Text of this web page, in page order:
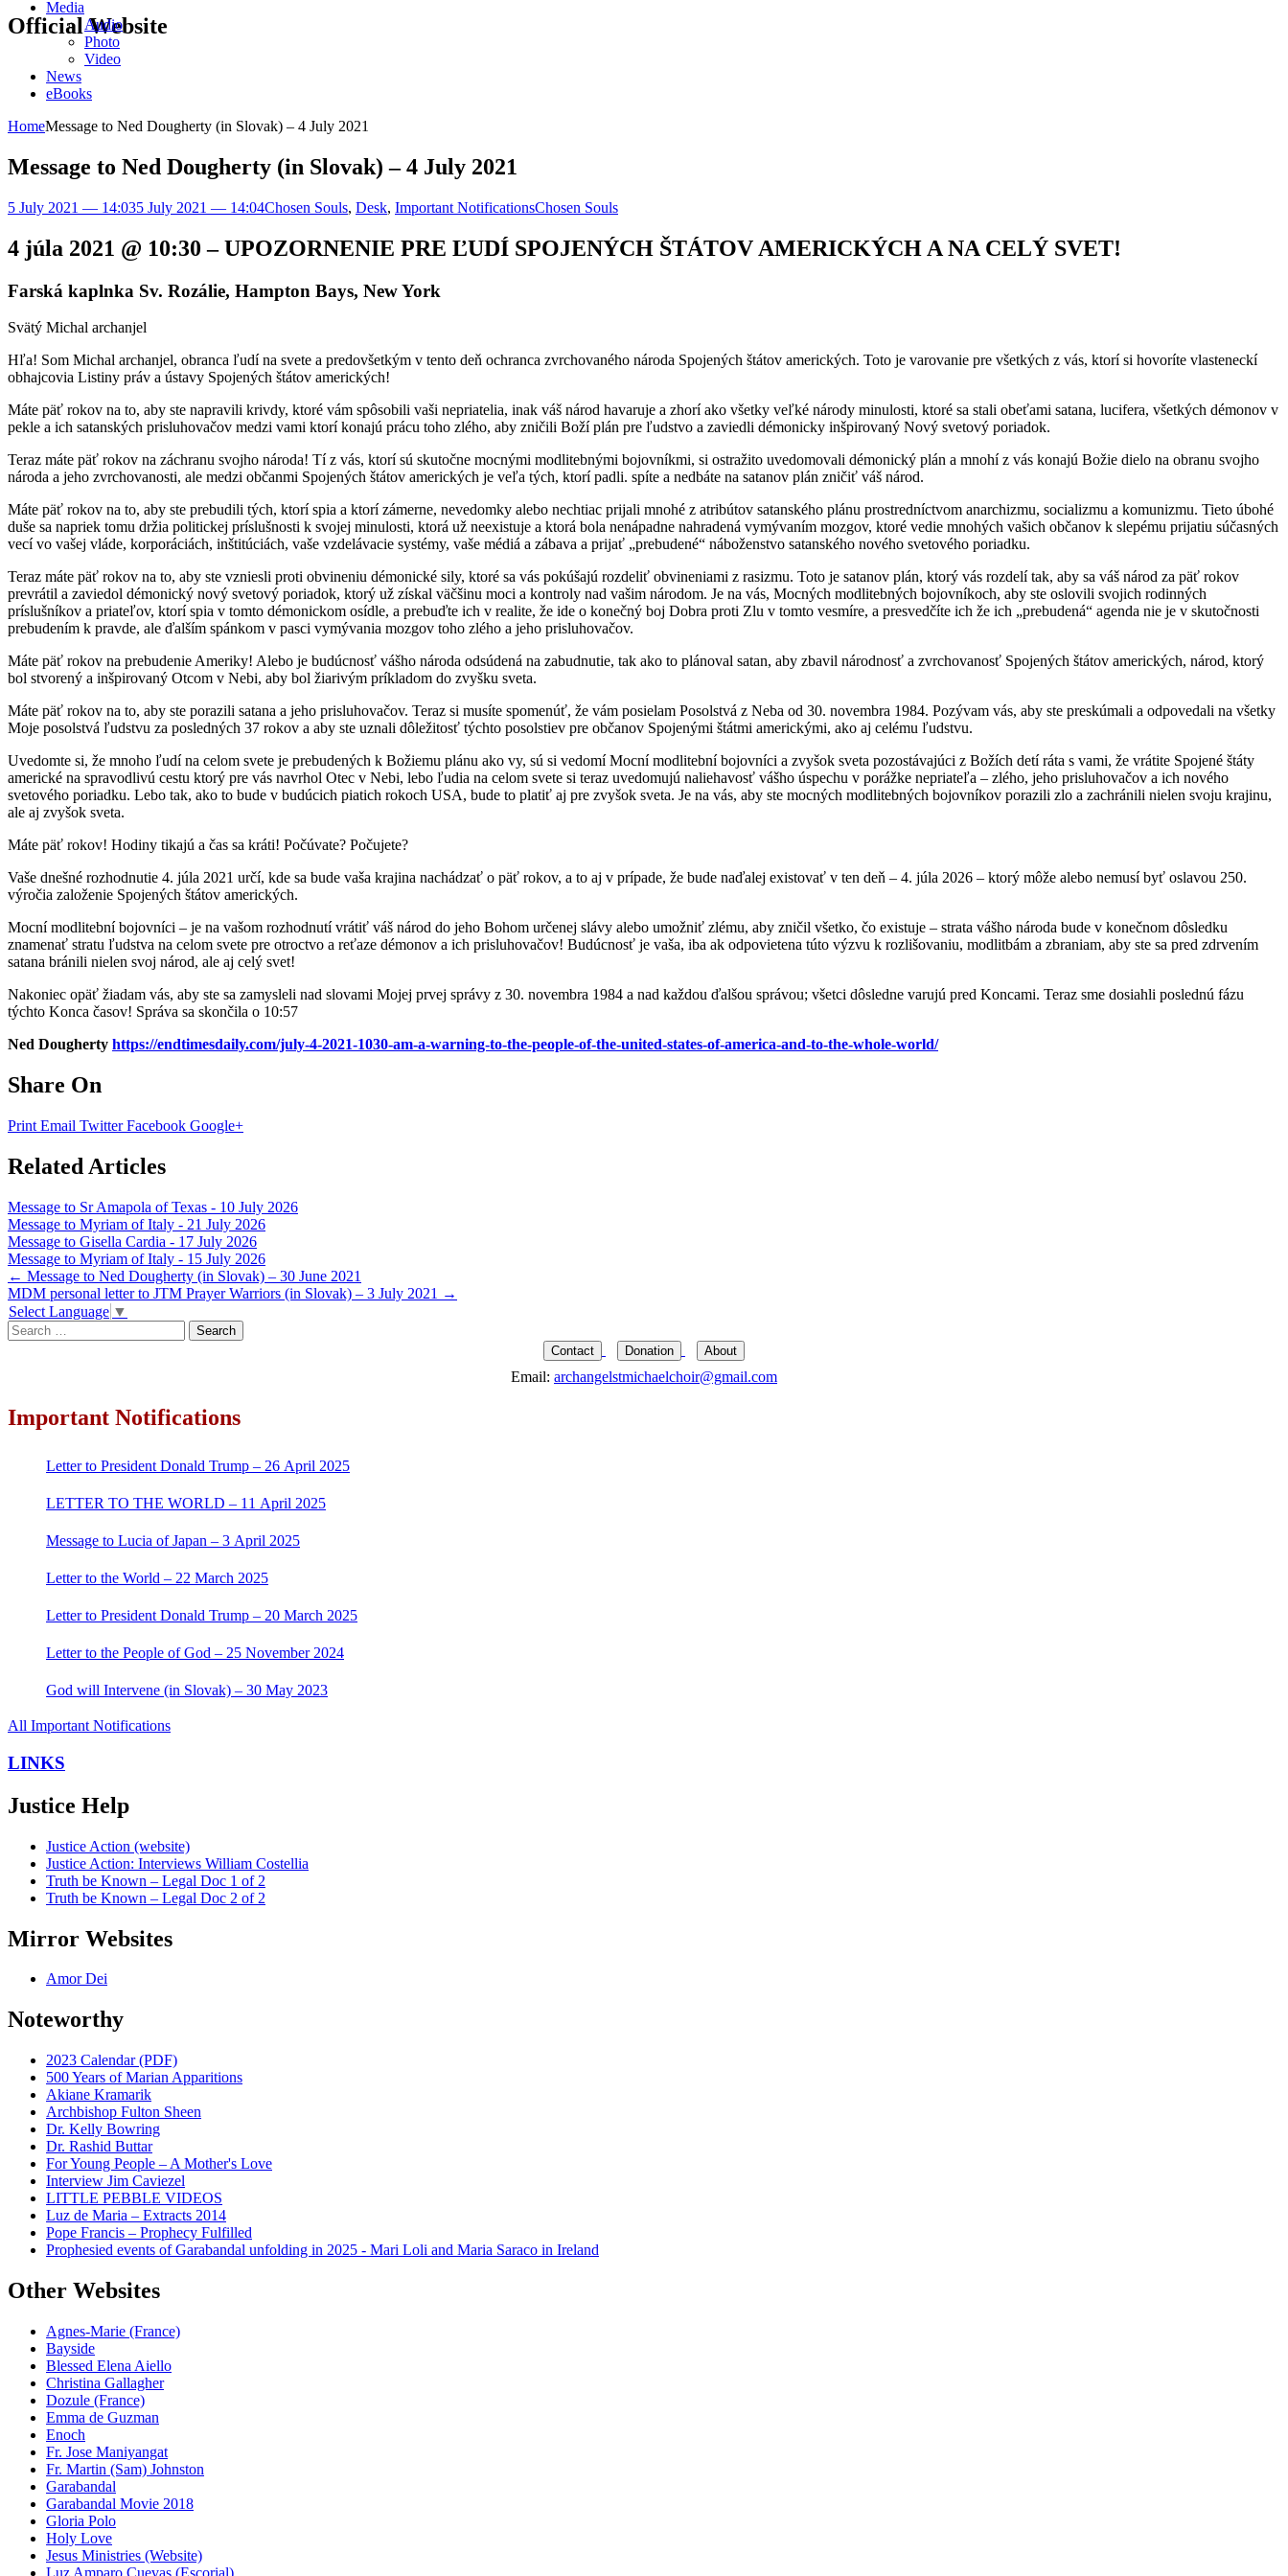
Official Website
Media
Audio
Photo
Video
News
eBooks
HomeMessage to Ned Dougherty (in Slovak) – 4 July 2021
Message to Ned Dougherty (in Slovak) – 4 July 2021
5 July 2021 — 14:035 July 2021 — 14:04Chosen Souls, Desk, Important NotificationsChosen Souls
4 júla 2021 @ 10:30 – UPOZORNENIE PRE ĽUDÍ SPOJENÝCH ŠTÁTOV AMERICKÝCH A NA CELÝ SVET!
Farská kaplnka Sv. Rozálie, Hampton Bays, New York
Svätý Michal archanjel
Hľa! Som Michal archanjel, obranca ľudí na svete a predovšetkým v tento deň ochranca zvrchovaného národa Spojených štátov amerických. Toto je varovanie pre všetkých z vás, ktorí si hovoríte vlasteneckí
obhajcovia Listiny práv a ústavy Spojených štátov amerických!
Máte päť rokov na to, aby ste napravili krivdy, ktoré vám spôsobili vaši nepriatelia, inak váš národ havaruje a zhorí ako všetky veľké národy minulosti, ktoré sa stali obeťami satana, lucifera, všetkých démonov v
pekle a ich satanských prisluhovačov medzi vami ktorí konajú prácu toho zlého, aby zničili Boží plán pre ľudstvo a zaviedli démonicky inšpirovaný Nový svetový poriadok.
Teraz máte päť rokov na záchranu svojho národa! Tí z vás, ktorí sú skutočne mocnými modlitebnými bojovníkmi, si ostražito uvedomovali démonický plán a mnohí z vás konajú Božie dielo na obranu svojho
národa a jeho zvrchovanosti, ale medzi občanmi Spojených štátov amerických je veľa tých, ktorí padli. spíte a nedbáte na satanov plán zničiť váš národ.
Máte päť rokov na to, aby ste prebudili tých, ktorí spia a ktorí zámerne, nevedomky alebo nechtiac prijali mnohé z atribútov satanského plánu prostredníctvom anarchizmu, socializmu a komunizmu. Tieto úbohé
duše sa napriek tomu držia politickej príslušnosti k svojej minulosti, ktorá už neexistuje a ktorá bola nenápadne nahradená vymývaním mozgov, ktoré vedie mnohých vašich občanov k slepému prijatiu súčasných
vecí vo vašej vláde, korporáciách, inštitúciách, vaše vzdelávacie systémy, vaše médiá a zábava a prijať „prebudené“ náboženstvo satanského nového svetového poriadku.
Teraz máte päť rokov na to, aby ste vzniesli proti obvineniu démonické sily, ktoré sa vás pokúšajú rozdeliť obvineniami z rasizmu. Toto je satanov plán, ktorý vás rozdelí tak, aby sa váš národ za päť rokov
prevrátil a zaviedol démonický nový svetový poriadok, ktorý už získal väčšinu moci a kontroly nad vašim národom. Je na vás, Mocných modlitebných bojovníkoch, aby ste oslovili svojich rodinných
príslušníkov a priateľov, ktorí spia v tomto démonickom osídle, a prebuďte ich v realite, že ide o konečný boj Dobra proti Zlu v tomto vesmíre, a presvedčíte ich že ich „prebudená“ agenda nie je v skutočnosti
prebudením k pravde, ale ďalším spánkom v pasci vymývania mozgov toho zlého a jeho prisluhovačov.
Máte päť rokov na prebudenie Ameriky! Alebo je budúcnosť vášho národa odsúdená na zabudnutie, tak ako to plánoval satan, aby zbavil národnosť a zvrchovanosť Spojených štátov amerických, národ, ktorý
bol stvorený a inšpirovaný Otcom v Nebi, aby bol žiarivým príkladom do zvyšku sveta.
Máte päť rokov na to, aby ste porazili satana a jeho prisluhovačov. Teraz si musíte spomenúť, že vám posielam Posolstvá z Neba od 30. novembra 1984. Pozývam vás, aby ste preskúmali a odpovedali na všetky
Moje posolstvá ľudstvu za posledných 37 rokov a aby ste uznali dôležitosť týchto posolstiev pre občanov Spojenými štátmi americkými, ako aj celému ľudstvu.
Uvedomte si, že mnoho ľudí na celom svete je prebudených k Božiemu plánu ako vy, sú si vedomí Mocní modlitební bojovníci a zvyšok sveta pozostávajúci z Božích detí ráta s vami, že vrátite Spojené štáty
americké na spravodlivú cestu ktorý pre vás navrhol Otec v Nebi, lebo ľudia na celom svete si teraz uvedomujú naliehavosť vášho úspechu v porážke nepriateľa – zlého, jeho prisluhovačov a ich nového
svetového poriadku. Lebo tak, ako to bude v budúcich piatich rokoch USA, bude to platiť aj pre zvyšok sveta. Je na vás, aby ste mocných modlitebných bojovníkov porazili zlo a zachránili nielen svoju krajinu,
ale aj zvyšok sveta.
Máte päť rokov! Hodiny tikajú a čas sa kráti! Počúvate? Počujete?
Vaše dnešné rozhodnutie 4. júla 2021 určí, kde sa bude vaša krajina nachádzať o päť rokov, a to aj v prípade, že bude naďalej existovať v ten deň – 4. júla 2026 – ktorý môže alebo nemusí byť oslavou 250.
výročia založenie Spojených štátov amerických.
Mocní modlitební bojovníci – je na vašom rozhodnutí vrátiť váš národ do jeho Bohom určenej slávy alebo umožniť zlému, aby zničil všetko, čo existuje – strata vášho národa bude v konečnom dôsledku
znamenať stratu ľudstva na celom svete pre otroctvo a reťaze démonov a ich prisluhovačov! Budúcnosť je vaša, iba ak odpovietena túto výzvu k rozlišovaniu, modlitbám a zbraniam, aby ste sa pred zdrvením
satana bránili nielen svoj národ, ale aj celý svet!
Nakoniec opäť žiadam vás, aby ste sa zamysleli nad slovami Mojej prvej správy z 30. novembra 1984 a nad každou ďalšou správou; všetci dôsledne varujú pred Koncami. Teraz sme dosiahli poslednú fázu
týchto Konca časov! Správa sa skončila o 10:57
Ned Dougherty https://endtimesdaily.com/july-4-2021-1030-am-a-warning-to-the-people-of-the-united-states-of-america-and-to-the-whole-world/
Share On
Print Email TwitterFacebook Google+
Related Articles
Message to Sr Amapola of Texas - 10 July 2026
Message to Myriam of Italy - 21 July 2026
Message to Gisella Cardia - 17 July 2026
Message to Myriam of Italy - 15 July 2026
Post
navigation
← Message to Ned Dougherty (in Slovak) – 30 June 2021
MDM personal letter to JTM Prayer Warriors (in Slovak) – 3 July 2021 →
Select Language ▼
Search
for:
Contact Donation About
Email: archangelstmichaelchoir@gmail.com
Important Notifications
Letter to President Donald Trump – 26 April 2025
LETTER TO THE WORLD – 11 April 2025
Message to Lucia of Japan – 3 April 2025
Letter to the World – 22 March 2025
Letter to President Donald Trump – 20 March 2025
Letter to the People of God – 25 November 2024
God will Intervene (in Slovak) – 30 May 2023
All Important Notifications
LINKS
Justice Help
Justice Action (website)
Justice Action: Interviews William Costellia
Truth be Known – Legal Doc 1 of 2
Truth be Known – Legal Doc 2 of 2
Mirror Websites
Amor Dei
Noteworthy
2023 Calendar (PDF)
500 Years of Marian Apparitions
Akiane Kramarik
Archbishop Fulton Sheen
Dr. Kelly Bowring
Dr. Rashid Buttar
For Young People – A Mother's Love
Interview Jim Caviezel
LITTLE PEBBLE VIDEOS
Luz de Maria – Extracts 2014
Pope Francis – Prophecy Fulfilled
Prophesied events of Garabandal unfolding in 2025 - Mari Loli and Maria Saraco in Ireland
Other Websites
Agnes-Marie (France)
Bayside
Blessed Elena Aiello
Christina Gallagher
Dozule (France)
Emma de Guzman
Enoch
Fr. Jose Maniyangat
Fr. Martin (Sam) Johnston
Garabandal
Garabandal Movie 2018
Gloria Polo
Holy Love
Jesus Ministries (Website)
Luz Amparo Cuevas (Escorial)